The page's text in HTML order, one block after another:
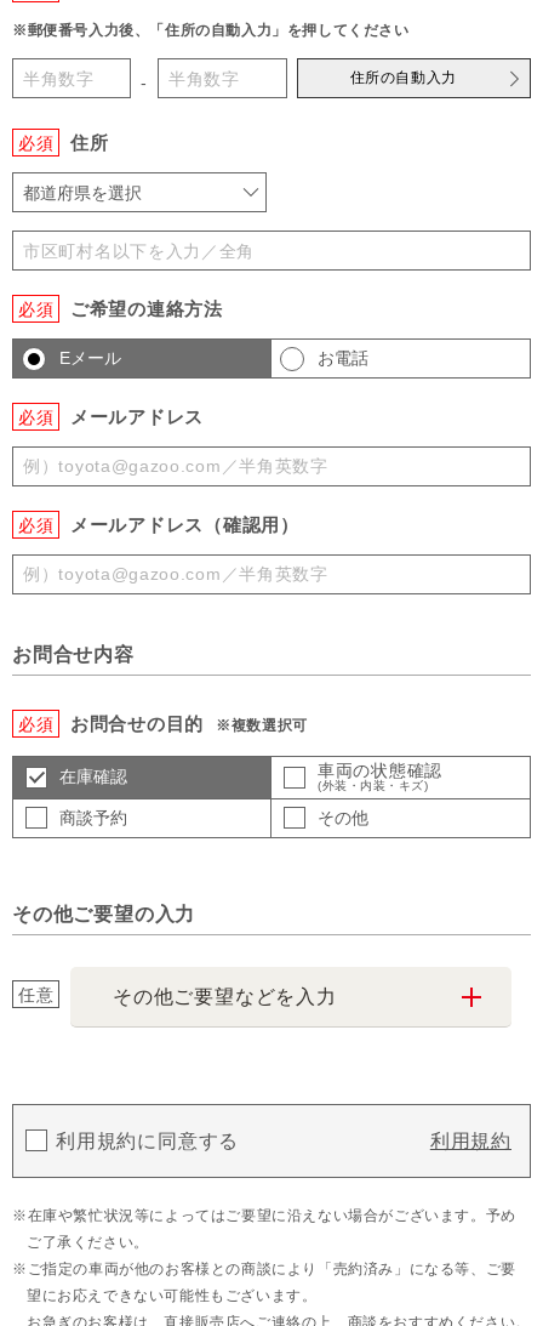
※郵便番号入力後、「住所の自動入力」を押してください
- 住所の自動入力
必須 住所
都道府県を選択
必須 ご希望の連絡方法
Eメール お電話
必須 メールアドレス
必須 メールアドレス（確認用）
お問合せ内容
必須 お問合せの目的 ※複数選択可
在庫確認 車両の状態確認
(外装・内装・キズ)
商談予約 その他
その他ご要望の入力
任意 その他ご要望などを入力
利用規約に同意する 利用規約
在庫や繁忙状況等によってはご要望に沿えない場合がございます。予め
ご了承ください。
ご指定の車両が他のお客様との商談により「売約済み」になる等、ご要
望にお応えできない可能性もございます。
お急ぎのお客様は、直接販売店へご連絡の上、商談をおすすめください。